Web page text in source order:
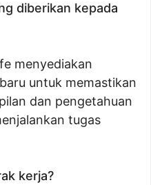
diberikan kepada
menyediakan
untuk memastikan
dan pengetahuan
tugas
kerja?